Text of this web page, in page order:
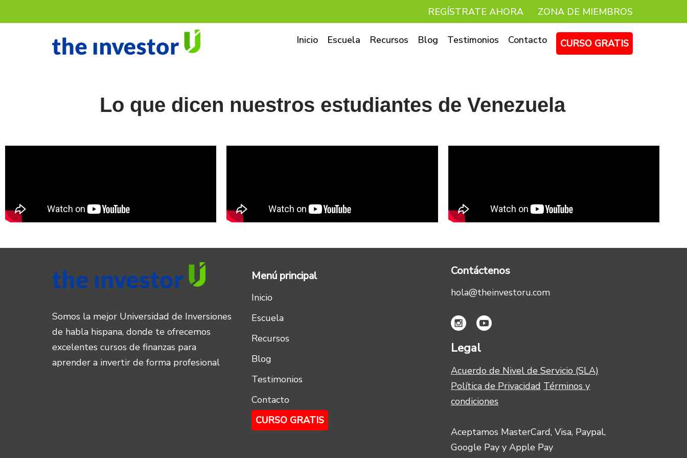
REGÍSTRATE AHORA ZONA DE MIEMBROS
Inicio Escuela Recursos Blog Testimonios Contacto CURSO GRATIS
Lo que dicen nuestros estudiantes de Venezuela
Somos la mejor Universidad de Inversiones
de habla hispana, donde te ofrecemos
excelentes cursos de finanzas para
aprender a invertir de forma profesional
Menú principal
Inicio
Escuela
Recursos
Blog
Testimonios
Contacto
CURSO GRATIS
Contáctenos
hola@theinvestoru.com
Legal
Acuerdo de Nivel de Servicio (SLA)
Política de Privacidad Términos y
condiciones
Aceptamos MasterCard, Visa, Paypal,
Google Pay y Apple Pay